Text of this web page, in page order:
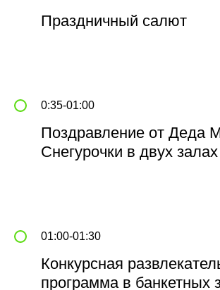
Праздничный салют
0:35-01:00
Поздравление от Деда
Снегурочки в двух залах
01:00-01:30
Конкурсная
программа в банкетных
Как добраться
Популярные вопросы